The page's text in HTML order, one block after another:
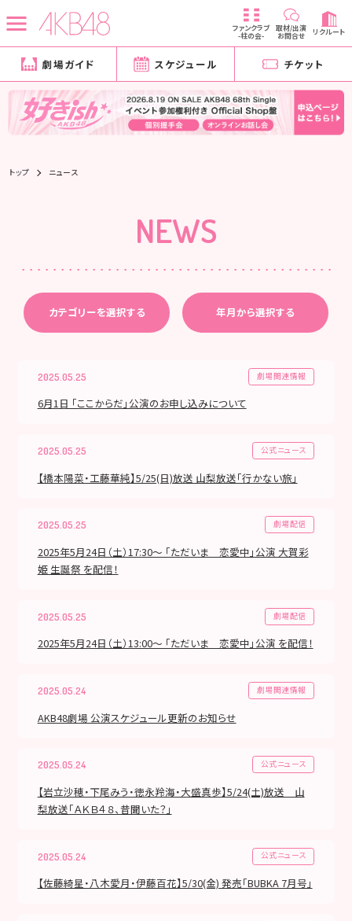
ファンクラブ
-柱の会-
取材/出演
お問合せ リクルート
劇場ガイド スケジュール チケット
トップ ニュース
NEWS
カテゴリーを選択する 年月から選択する
2025.05.25 劇場関連情報
6月1日 「ここからだ」公演のお申し込みについて
2025.05.25 公式ニュース
【橋本陽菜・工藤華純】5/25(日)放送 山梨放送「行かない旅」
2025.05.25 劇場配信
2025年5月24日（土）17:30～ 「ただいま 恋愛中」公演 大賀彩
姫 生誕祭 を配信！
2025.05.25 劇場配信
2025年5月24日（土）13:00～ 「ただいま 恋愛中」公演 を配信！
2025.05.24 劇場関連情報
AKB48劇場 公演スケジュール更新のお知らせ
2025.05.24 公式ニュース
【岩立沙穂・下尾みう・徳永羚海・大盛真歩】5/24(土)放送 山
梨放送「ＡＫＢ４８、昔聞いた？」
2025.05.24 公式ニュース
【佐藤綺星・八木愛月・伊藤百花】5/30(金) 発売「BUBKA 7月号」